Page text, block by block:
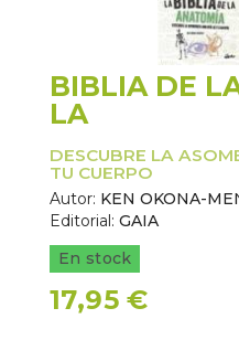
BIBLIA DE
LA
DESCUBRE LA
TU CUERPO
Autor: KEN OKONA-
Editorial: GAIA
En stock
17,95 €